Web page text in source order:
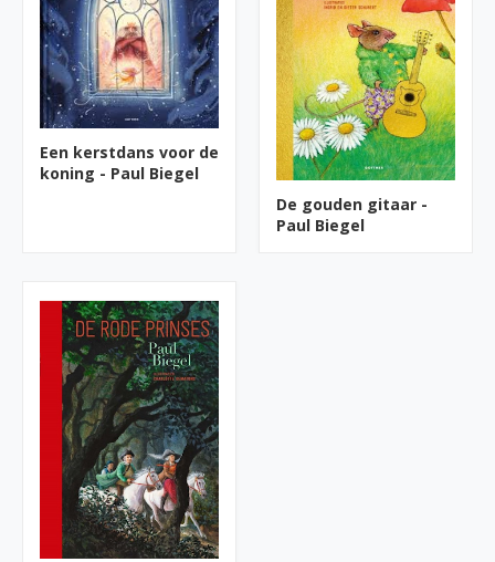
Een kerstdans voor de
koning - Paul Biegel
De gouden gitaar -
Paul Biegel